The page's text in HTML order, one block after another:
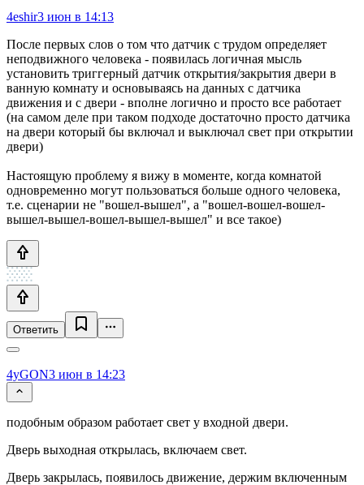
4eshir3 июн в 14:13
После первых слов о том что датчик с трудом определяет
неподвижного человека - появилась логичная мысль
установить триггерный датчик открытия/закрытия двери в
ванную комнату и основываясь на данных с датчика
движения и с двери - вполне логично и просто все работает
(на самом деле при таком подходе достаточно просто датчика
на двери который бы включал и выключал свет при открытии
двери)
Настоящую проблему я вижу в моменте, когда комнатой
одновременно могут пользоваться больше одного человека,
т.е. сценарии не "вошел-вышел", а "вошел-вошел-вошел-
вышел-вышел-вошел-вышел-вышел" и все такое)
Ответить
4yGON3 июн в 14:23
подобным образом работает свет у входной двери.
Дверь выходная открылась, включаем свет.
Дверь закрылась, появилось движение, держим включенным